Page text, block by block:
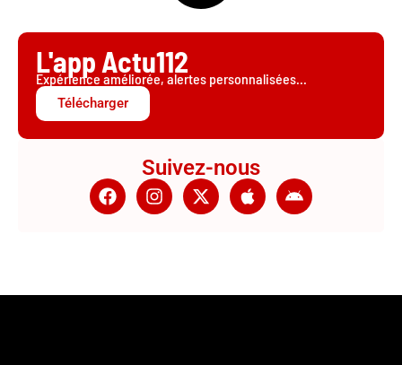
L'app Actu112
Expérience améliorée, alertes personnalisées...
Télécharger
Suivez-nous